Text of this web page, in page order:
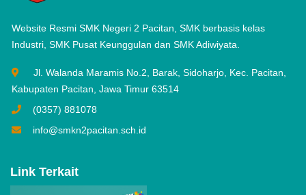
Website Resmi SMK Negeri 2 Pacitan, SMK berbasis kelas
Industri, SMK Pusat Keunggulan dan SMK Adiwiyata.
Jl. Walanda Maramis No.2, Barak, Sidoharjo, Kec. Pacitan,
Kabupaten Pacitan, Jawa Timur 63514
(0357) 881078
info@smkn2pacitan.sch.id
Link Terkait